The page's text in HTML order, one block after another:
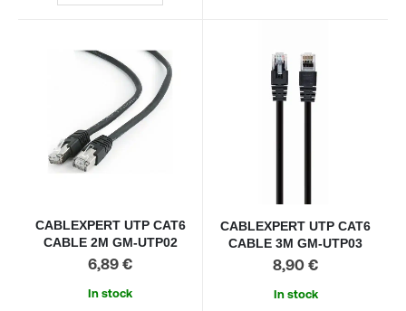
CABLEXPERT UTP CAT6
CABLE 2M GM-UTP02
6,89 €
In stock
CABLEXPERT UTP CAT6
CABLE 3M GM-UTP03
8,90 €
In stock